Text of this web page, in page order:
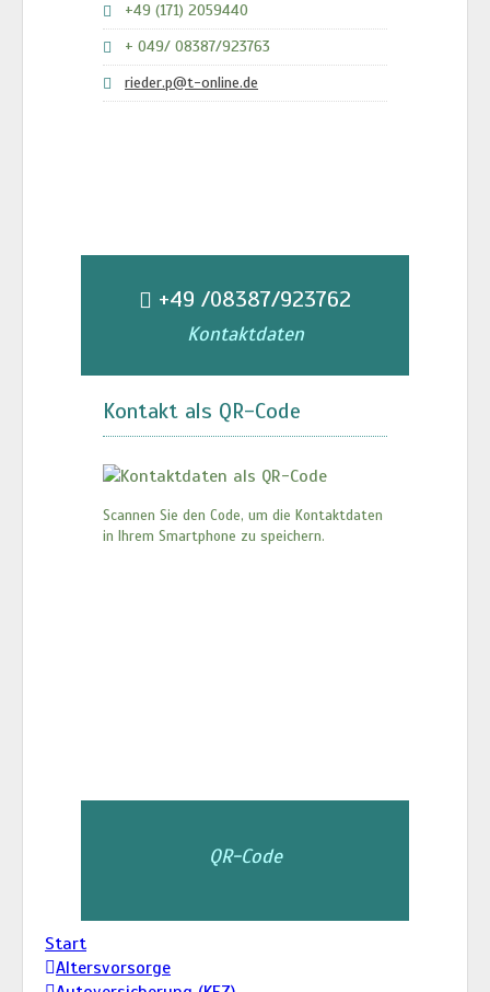
+49 (171) 2059440
+ 049/ 08387/923763
rieder.p@t-online.de
+49 /08387/923762
Kontaktdaten
Kontakt als QR-Code
Scannen Sie den Code, um die Kontaktdaten
in Ihrem Smartphone zu speichern.
QR-Code
Start
Altersvorsorge